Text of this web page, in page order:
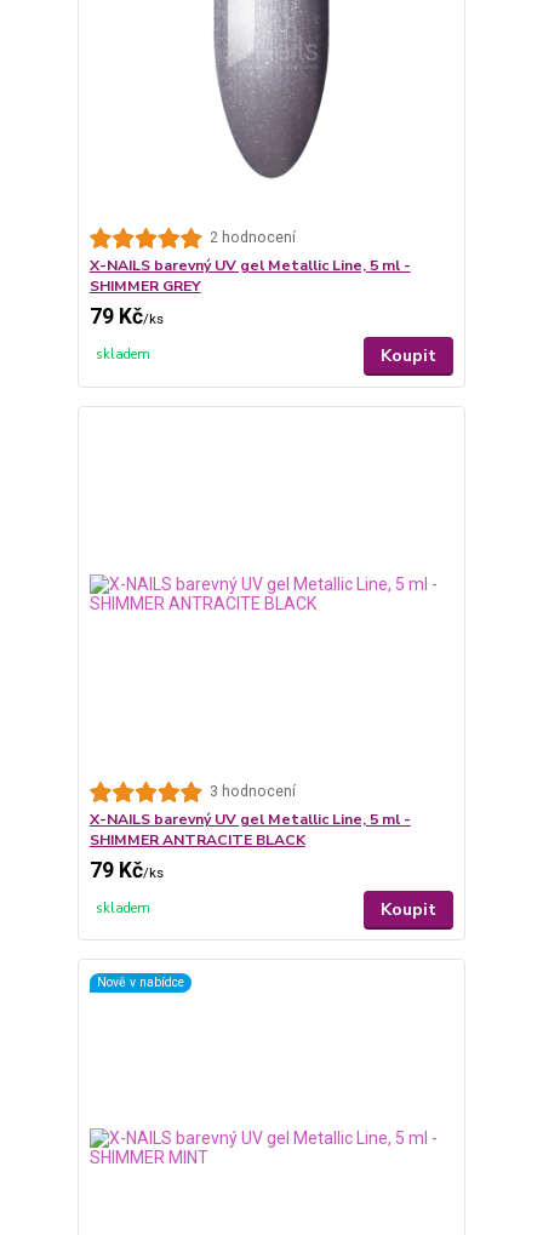
2 hodnocení
X-NAILS barevný UV gel Metallic Line, 5 ml -
SHIMMER GREY
79 Kč/ks
skladem Koupit
3 hodnocení
X-NAILS barevný UV gel Metallic Line, 5 ml -
SHIMMER ANTRACITE BLACK
79 Kč/ks
skladem Koupit
Nově v nabídce